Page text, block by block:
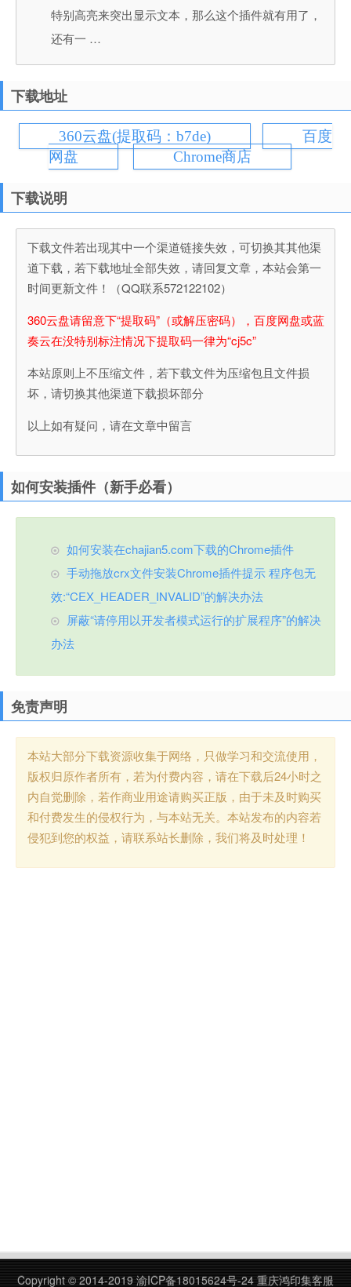
特别高亮来突出显示文本，那么这个插件就有用了，
还有一 …
下载地址
360云盘(提取码：b7de)
百度
网盘
Chrome商店
下载说明
下载文件若出现其中一个渠道链接失效，可切换其其他渠
道下载，若下载地址全部失效，请回复文章，本站会第一
时间更新文件！（QQ联系572122102）
360云盘请留意下“提取码”（或解压密码），百度网盘或蓝
奏云在没特别标注情况下提取码一律为“cj5c”
本站原则上不压缩文件，若下载文件为压缩包且文件损
坏，请切换其他渠道下载损坏部分
以上如有疑问，请在文章中留言
如何安装插件（新手必看）
如何安装在chajian5.com下载的Chrome插件
手动拖放crx文件安装Chrome插件提示 程序包无
效:“CEX_HEADER_INVALID”的解决办法
屏蔽“请停用以开发者模式运行的扩展程序”的解决
办法
免责声明
本站大部分下载资源收集于网络，只做学习和交流使用，
版权归原作者所有，若为付费内容，请在下载后24小时之
内自觉删除，若作商业用途请购买正版，由于未及时购买
和付费发生的侵权行为，与本站无关。本站发布的内容若
侵犯到您的权益，请联系站长删除，我们将及时处理！
Copyright © 2014-2019 渝ICP备18015624号-24 重庆鸿印集客服